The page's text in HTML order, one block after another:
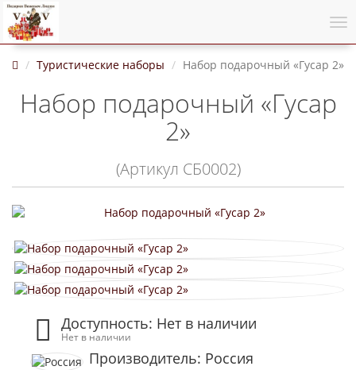
Туристические наборы Набор подарочный «Гусар 2»
Набор подарочный «Гусар
2»
(Артикул СБ0002)
Доступность: Нет в наличии
Нет в наличии
Производитель: Россия